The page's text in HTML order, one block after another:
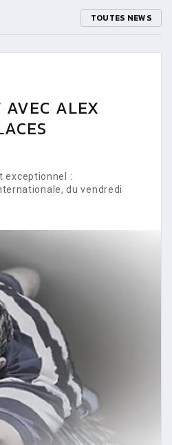
TOUTES NEWS
ALEX
exceptionnel :
du vendredi